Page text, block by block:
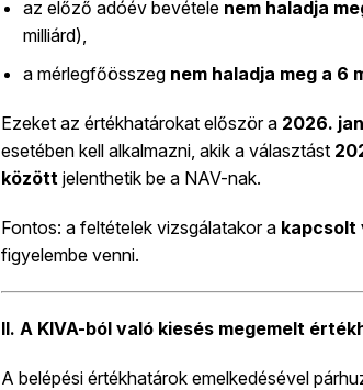
az előző adóév bevétele nem haladja
milliárd),
a mérlegfőösszeg nem haladja meg a 6
Ezeket az értékhatárokat először a 2026.
esetében kell alkalmazni, akik a választást
közöttjelenthetik be a NAV-nak.
Fontos: a feltételek vizsgálatakor a kapcsolt
figyelembe venni.
II. A KIVA-ból való kiesés megemelt
A belépési értékhatárok emelkedésével